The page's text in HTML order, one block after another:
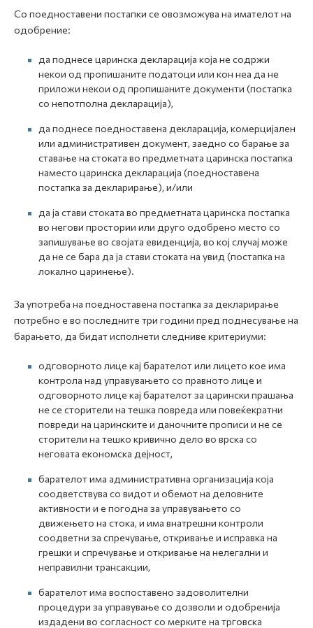
Со поедноставени постапки се овозможува на имателот на
одобрение:
да поднесе царинска декларација која не содржи
некои од пропишаните податоци или кон неа да не
приложи некои од пропишаните документи (постапка
со непотполна декларација),
да поднесе поедноставена декларација, комерцијален
или административен документ, заедно со барање за
ставање на стоката во предметната царинска постапка
наместо царинска декларација (поедноставена
постапка за декларирање), и/или
да ја стави стоката во предметната царинска постапка
во негови простории или друго одобрено место со
запишување во својата евиденција, во кој случај може
да не се бара да ја стави стоката на увид (постапка на
локално царинење).
За употреба на поедноставена постапка за декларирање
потребно е во последните три години пред поднесување на
барањето, да бидат исполнети следниве критериуми:
одговорното лице кај барателот или лицето кое има
контрола над управувањето со правното лице и
одговорното лице кај барателот за царински прашања
не се сторители на тешка повреда или повеќекратни
повреди на царинските и даночните прописи и не се
сторители на тешко кривично дело во врска со
неговата економска дејност,
барателот има административна организација која
соодветствува со видот и обемот на деловните
активности и е погодна за управувањето со
движењето на стока, и има внатрешни контроли
соодветни за спречување, откривање и исправка на
грешки и спречување и откривање на нелегални и
неправилни трансакции,
барателот има воспоставено задоволителни
процедури за управување со дозволи и одобренија
издадени во согласност со мерките на трговска